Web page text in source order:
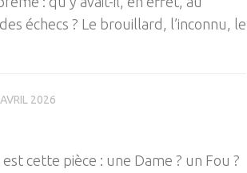
échecs ? Le brouillard, l’inconnu, le
2026
cette pièce : une Dame ? un Fou ?